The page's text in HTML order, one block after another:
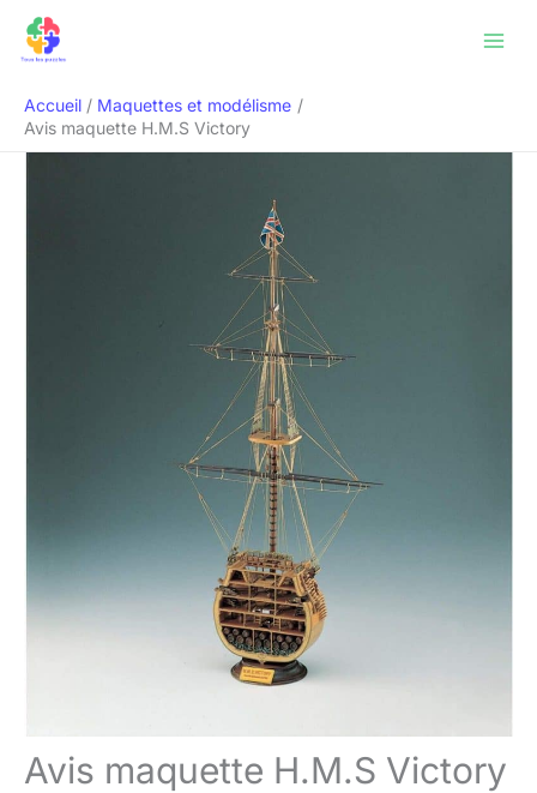
Accueil
Maquettes et modélisme
Avis maquette H.M.S Victory
Avis maquette H.M.S Victory
Rechercher